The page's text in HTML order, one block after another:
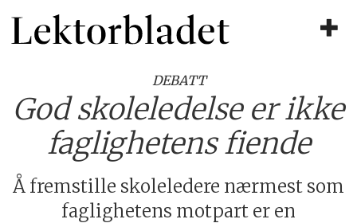
DEBATT
God skoleledelse er ikke
faglighetens fiende
Å fremstille skoleledere nærmest som
faglighetens motpart er en